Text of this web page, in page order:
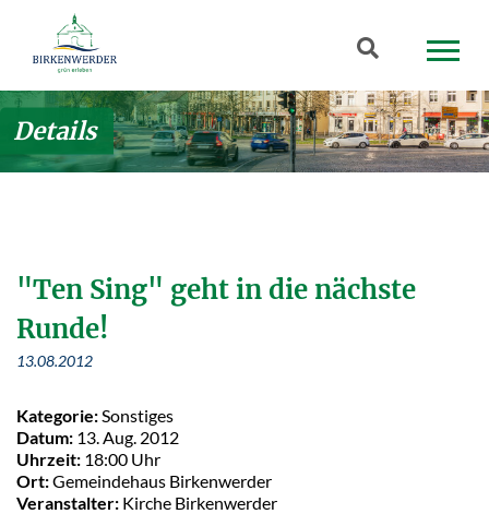
Zum Hauptinhalt springen
Suchbegriff
Details
"Ten Sing" geht in die nächste
Runde!
13.08.2012
Kategorie: Sonstiges
Datum: 13. Aug. 2012
Uhrzeit: 18:00 Uhr
Ort:Gemeindehaus Birkenwerder
Veranstalter: Kirche Birkenwerder